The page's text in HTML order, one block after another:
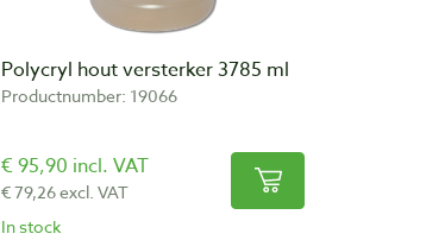
Polycryl hout versterker 3785 ml
Productnumber: 19066
€ 95,90 incl. VAT
€ 79,26 excl. VAT
In stock